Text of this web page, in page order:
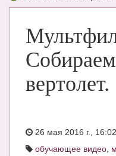
КНИГИ
Рекомендовано
Сказки
ЗДОРОВЬЕ
КОНКУРСЫ
вертолет.
26 мая 2016 г.,
обучающее видео